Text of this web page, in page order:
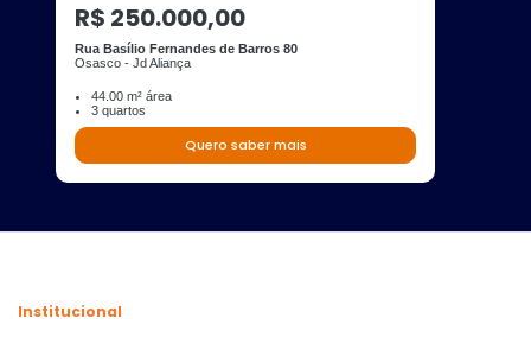
R$ 250.000,00
Rua Basílio Fernandes de Barros 80
Osasco - Jd Aliança
44.00 m² área
3 quartos
Quero saber mais
Institucional